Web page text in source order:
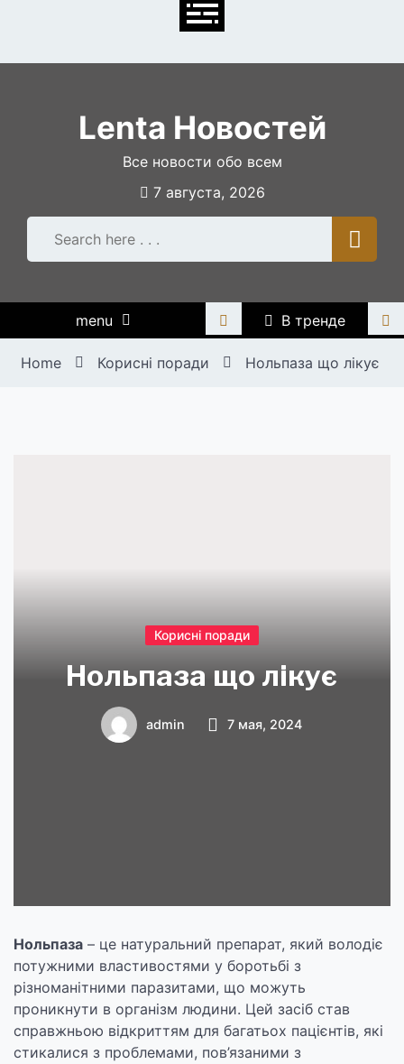
Lenta Новостей
Все новости обо всем
7 августа, 2026
menu В тренде
Home Корисні поради Нольпаза що лікує
Корисні поради
Нольпаза що лікує
admin 7 мая, 2024
Нольпаза – це натуральний препарат, який володіє
потужними властивостями у боротьбі з
різноманітними паразитами, що можуть
проникнути в організм людини. Цей засіб став
справжньою відкриттям для багатьох пацієнтів, які
стикалися з проблемами, пов’язаними з